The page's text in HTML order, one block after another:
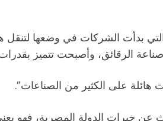
بدأت الشركات في وضعها لتنقل
الرقائق، وأصبحت تتميز بقدرات
هائلة على الكثير من الصناعات”.
خبرات الدولة المصرية، فهو يعني